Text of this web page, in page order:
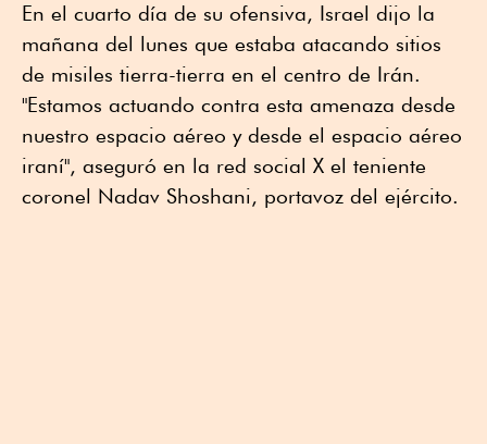
En el cuarto día de su ofensiva, Israel dijo la
mañana del lunes que estaba atacando sitios
de misiles tierra-tierra en el centro de Irán.
"Estamos actuando contra esta amenaza desde
nuestro espacio aéreo y desde el espacio aéreo
iraní", aseguró en la red social X el teniente
coronel Nadav Shoshani, portavoz del ejército.